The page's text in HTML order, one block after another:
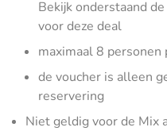
Bekijk onderstaand
voor deze deal
maximaal 8 personen
de voucher is alleen
reservering
Niet geldig voor de Mix